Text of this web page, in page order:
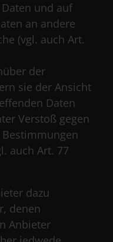
und auf
an andere
(vgl. auch Art.
der
sie der Ansicht
Daten
Verstoß gegen
auch Art. 77
dazu
denen
Anbieter